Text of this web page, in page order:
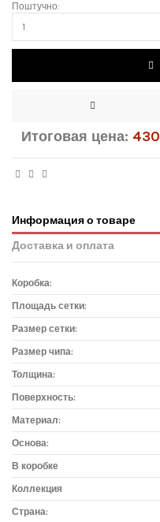
Поштучно:
Итоговая цена: 430
Информация о товаре
Доставка и оплата
Коробка:
Площадь сетки:
Размер сетки:
Размер чипа:
Толщина:
Поверхность:
Материал:
Основа:
В коробке
Коллекция
Страна: